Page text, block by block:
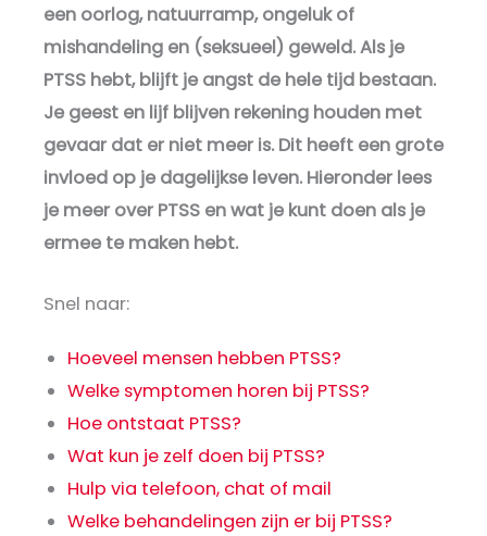
een oorlog, natuurramp, ongeluk of
mishandeling en (seksueel) geweld. Als je
PTSS hebt, blijft je angst de hele tijd bestaan.
Je geest en lijf blijven rekening houden met
gevaar dat er niet meer is. Dit heeft een grote
invloed op je dagelijkse leven. Hieronder lees
je meer over PTSS en wat je kunt doen als je
ermee te maken hebt.
Snel naar:
Hoeveel mensen hebben PTSS?
Welke symptomen horen bij PTSS?
Hoe ontstaat PTSS?
Wat kun je zelf doen bij PTSS?
Hulp via telefoon, chat of mail
Welke behandelingen zijn er bij PTSS?